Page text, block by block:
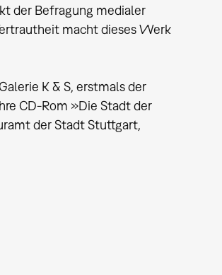
der Befragung medialer
macht dieses Werk
K & S, erstmals der
CD-Rom »Die Stadt der
der Stadt Stuttgart,